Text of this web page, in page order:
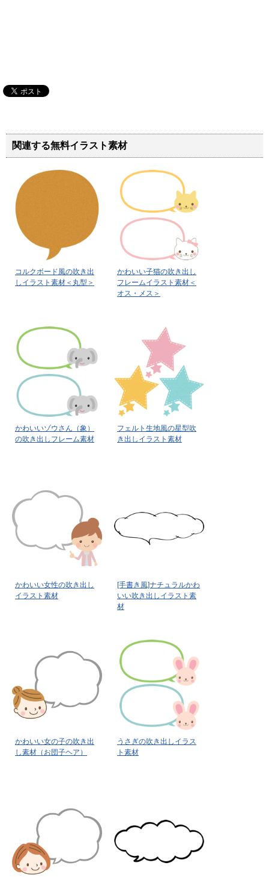
関連する無料イラスト素材
コルクボード風の吹き出
しイラスト素材＜丸型＞
かわいい子猫の吹き出し
フレームイラスト素材＜
オス・メス＞
かわいいゾウさん（象）
の吹き出しフレーム素材
フェルト生地風の星型吹
き出しイラスト素材
かわいい女性の吹き出し
イラスト素材
[手書き風]ナチュラルかわ
いい吹き出しイラスト素
材
かわいい女の子の吹き出
し素材（お団子ヘア）
うさぎの吹き出しイラス
ト素材